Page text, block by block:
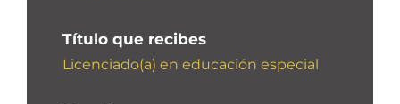
Título que recibes
Licenciado(a) en educación especial